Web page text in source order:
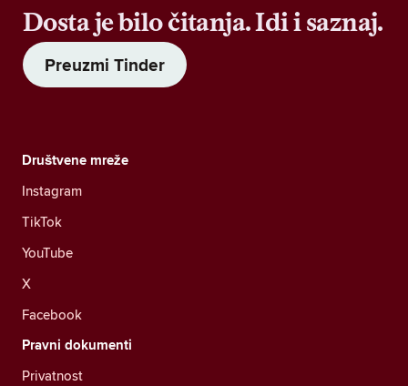
Dosta je bilo čitanja. Idi i saznaj.
Preuzmi Tinder
Društvene mreže
Instagram
TikTok
YouTube
X
Facebook
Pravni dokumenti
Privatnost